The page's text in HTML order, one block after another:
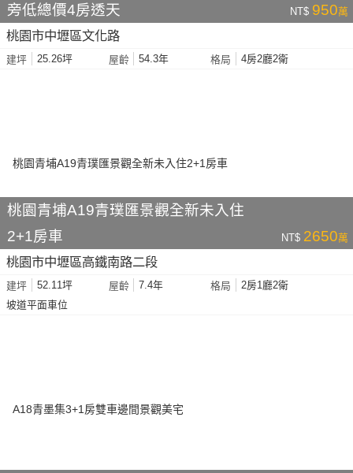
旁低總價4房透天
NT$ 950萬
桃園市中壢區文化路
建坪 25.26坪 屋齡 54.3年 格局 4房2廳2衛
桃園青埔A19青璞匯景觀全新未入住
2+1房車
NT$ 2650萬
桃園市中壢區高鐵南路二段
建坪 52.11坪 屋齡 7.4年 格局
2房1廳2衛
坡道平面車位